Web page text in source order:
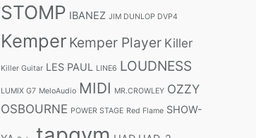
STOMP IBANEZ JIM DUNLOP DVP4
Kemper Kemper Player Killer
Killer Guitar LES PAUL LINE6 LOUDNESS
LUMIX G7 MeloAudio MIDI MR.CROWLEY OZZY
OSBOURNE POWER STAGE Red Flame SHOW-